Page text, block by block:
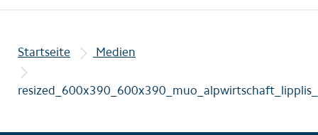
Startseite Medien